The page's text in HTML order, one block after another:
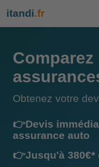
itandi.fr
Obtenez votre
👉Devis
assurance auto
👉Jusqu'à 380€*